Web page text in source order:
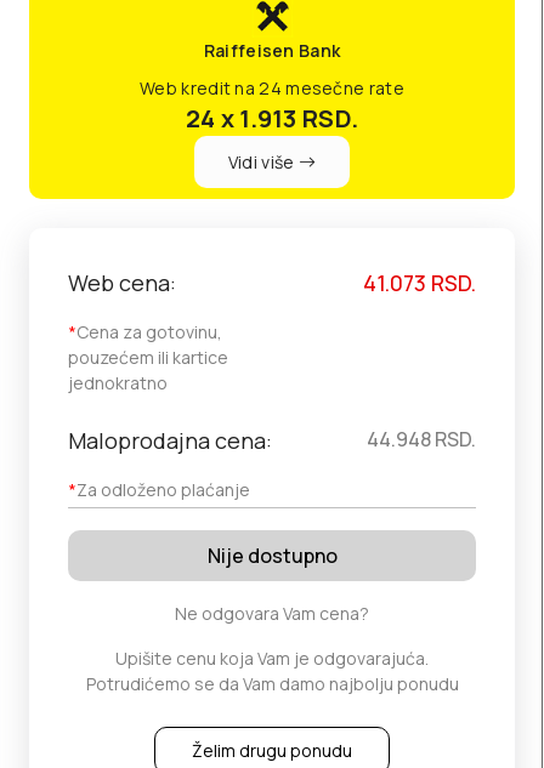
Raiffeisen Bank
Web kredit na 24 mesečne rate
24 x 1.913 RSD.
Vidi više
Web cena:
*Cena za gotovinu,
pouzećem ili kartice
jednokratno
41.073 RSD.
Maloprodajna cena:
*Za odloženo plaćanje
44.948RSD.
Nije dostupno
Ne odgovara Vam cena?
Upišite cenu koja Vam je odgovarajuća.
Potrudićemo se da Vam damo najbolju ponudu
Želim drugu ponudu